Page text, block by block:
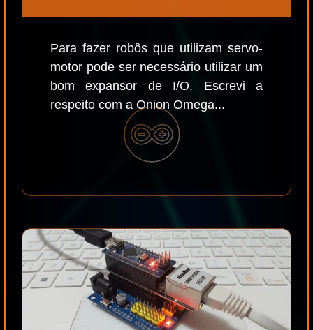
Para fazer robôs que utilizam servo-
motor pode ser necessário utilizar um
bom expansor de I/O. Escrevi a
respeito com a Onion Omega...